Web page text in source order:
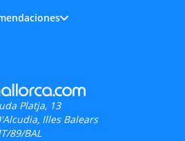
Platja, 13
Illes Balears
89/BAL